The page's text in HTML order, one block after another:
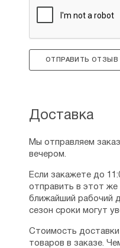
ОТПРАВИТЬ ОТЗЫВ
Доставка
Мы отправляем
вечером.
Если закажете до
отправить в этот
ближайший рабочий
сезон сроки могут
Стоимость доставки
товаров в заказе.